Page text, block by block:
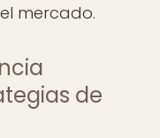
mercado.
de